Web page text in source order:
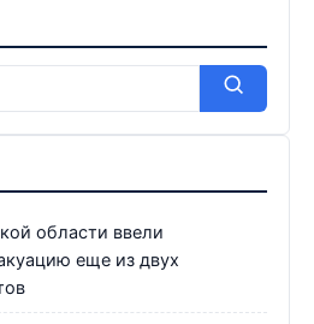
области ввели
еще из двух